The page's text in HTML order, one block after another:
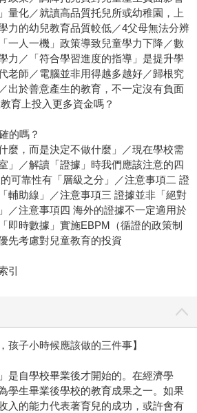
量化／就讀高品質托兒所或幼稚園，上
力的幼兒教育品質較低／4父母無法分辨
一人一機」政策導致兒童學力下降／數
力／「符合學習進度的指導」是提升學
老師／電腦並非用得越多越好／歸根究
出於善意產生的教育，不一定沒有負面
育上投入更多資金嗎？
的嗎？
麼，而是決定不做什麼」／現在學校需
」／解讀「證據」時我們應該注意的四
可靠性有「層級之分」／注意事項二 證
輔助線」／注意事項三 證據並非「絕對
／注意事項四 海外的證據不一定適用於
即時數據」實施EBPM（循證的政策制
先考慮對兒童教育的投資
引
孩子小時候應該做的三件事】
是自學校畢業後才開始的。在經濟學
學生畢業後學校的教育成果之一。如果
入的能力代表著育兒的成功，或許會有